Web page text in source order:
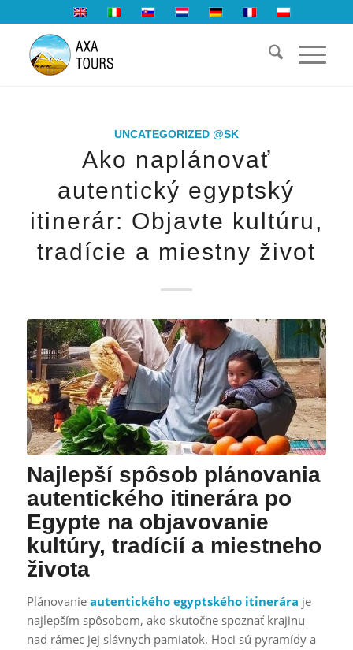
UNCATEGORIZED @SK
Ako naplánovať
autentický egyptský
itinerár: Objavte kultúru,
tradície a miestny život
Najlepší spôsob plánovania
autentického itinerára po
Egypte na objavovanie
kultúry, tradícií a miestneho
života
Plánovanie autentického egyptského itinerára je
najlepším spôsobom, ako skutočne spoznať krajinu
nad rámec jej slávnych pamiatok. Hoci sú pyramídy a